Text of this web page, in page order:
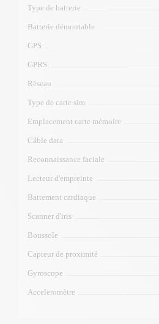
Type de batterie
Batterie démontable
GPS
GPRS
Réseau
Type de carte sim
Emplacement carte mémoire
Câble data
Reconnaissance faciale
Lecteur d'empreinte
Battement cardiaque
Scanner d'iris
Boussole
Capteur de proximité
Gyroscope
Acceleromètre